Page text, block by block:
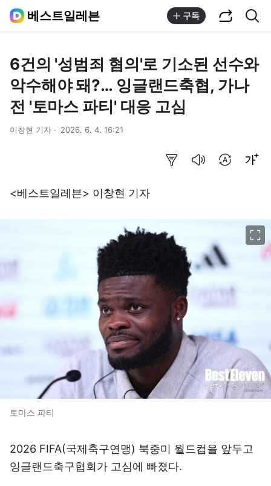
베스트일레븐 구독
6건의 '성범죄 혐의'로 기소된 선수와
악수해야 돼?… 잉글랜드축협, 가나
전 '토마스 파티' 대응 고심
이창현 기자 2026. 6. 4. 16:21
<베스트일레븐> 이창현 기자
토마스 파티
2026 FIFA(국제축구연맹) 북중미 월드컵을 앞두고
잉글랜드축구협회가 고심에 빠졌다.